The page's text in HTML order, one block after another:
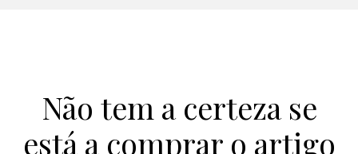
Não tem a certeza se
está a comprar o artigo